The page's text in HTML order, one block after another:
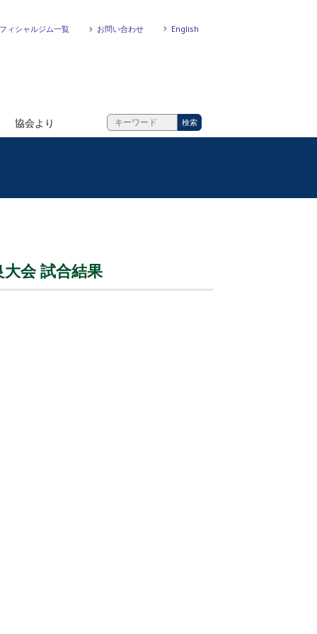
ィシャルジム一覧 お問い合わせ English
協会より
会 試合結果